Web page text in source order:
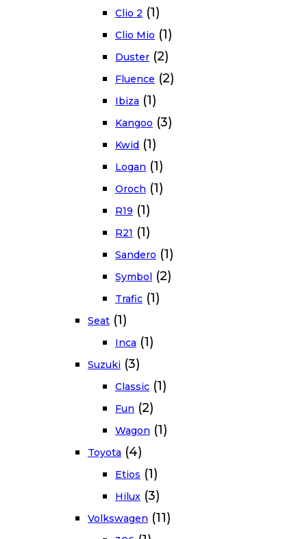
Clio 2 (1)
Clio Mio (1)
Duster (2)
Fluence (2)
Ibiza (1)
Kangoo (3)
Kwid (1)
Logan (1)
Oroch (1)
R19 (1)
R21 (1)
Sandero (1)
Symbol (2)
Trafic (1)
Seat (1)
Inca (1)
Suzuki (3)
Classic (1)
Fun (2)
Wagon (1)
Toyota (4)
Etios (1)
Hilux (3)
Volkswagen (11)